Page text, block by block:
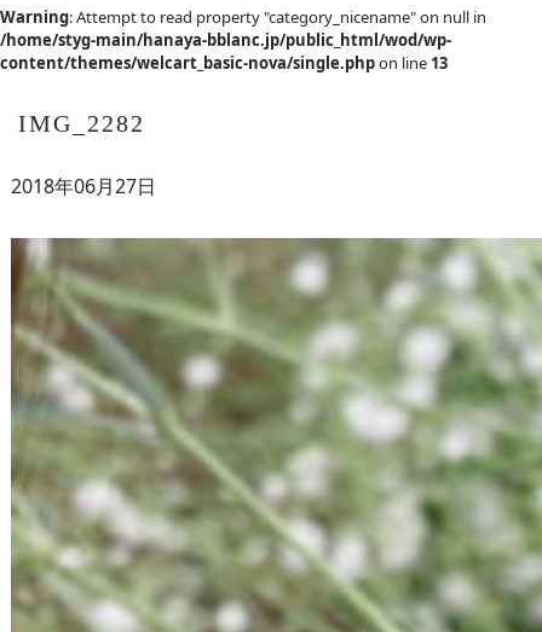
Warning: Attempt to read property "category_nicename" on null in
/home/styg-main/hanaya-bblanc.jp/public_html/wod/wp-
content/themes/welcart_basic-nova/single.phpon line 13
IMG_2282
2018年06月27日